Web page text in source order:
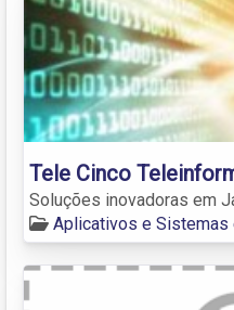
Tele Cinco
Soluções inovadoras em
Aplicativos e Sistemas